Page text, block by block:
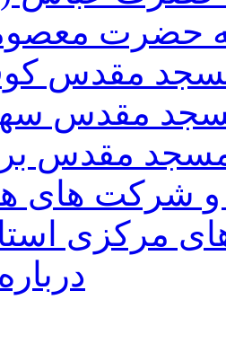
حضرت
مقدس
مقدس
مقدس
و شرکت های
مرکزی